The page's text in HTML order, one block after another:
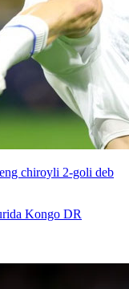
chiroyli 2-goli deb
Kongo DR